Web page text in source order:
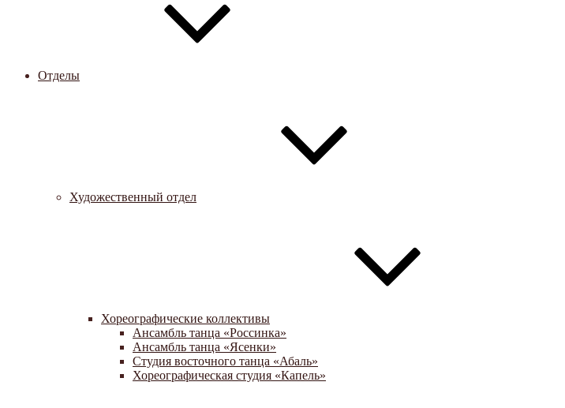
Отделы
Художественный отдел
Хореографические коллективы
Ансамбль танца «Россинка»
Ансамбль танца «Ясенки»
Студия восточного танца «Абаль»
Хореографическая студия «Капель»